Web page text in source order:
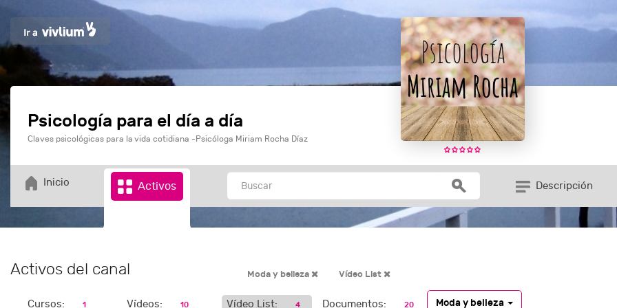
Psicología para el día a día
Claves psicológicas para la vida cotidiana -Psicóloga Miriam Rocha Díaz
Inicio Activos Descripción
Activos del canal Vídeo List
Moda y belleza
Cursos: 1 Vídeos: 10 Vídeo List: 4 Documentos: 20 Moda y belleza